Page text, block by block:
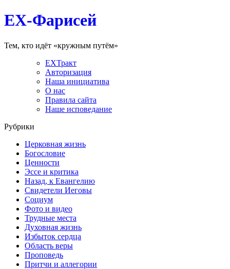
EX-Фарисей
Тем, кто идёт «кружным путём»
EXТракт
Авторизация
Наша инициатива
О нас
Правила сайта
Наше исповедание
Рубрики
Церковная жизнь
Богословие
Ценности
Эссе и критика
Назад, к Евангелию
Свидетели Иеговы
Социум
Фото и видео
Трудные места
Духовная жизнь
Избыток сердца
Область веры
Проповедь
Притчи и аллегории